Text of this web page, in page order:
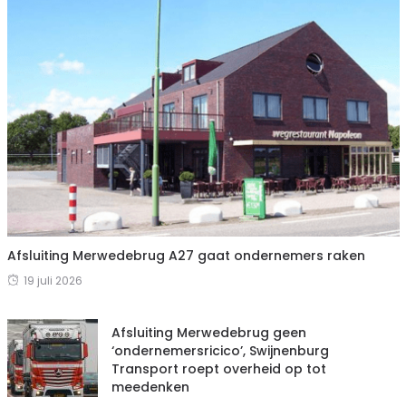
Afsluiting Merwedebrug A27 gaat ondernemers raken
19 juli 2026
Afsluiting Merwedebrug geen
‘ondernemersricico’, Swijnenburg
Transport roept overheid op tot
meedenken